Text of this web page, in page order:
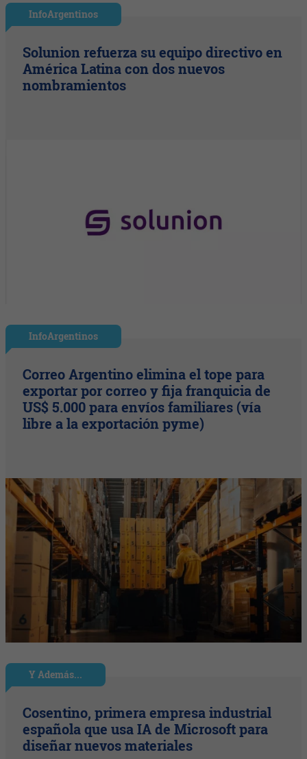
InfoArgentinos
Solunion refuerza su equipo directivo en
América Latina con dos nuevos
nombramientos
InfoArgentinos
Correo Argentino elimina el tope para
exportar por correo y fija franquicia de
US$ 5.000 para envíos familiares (vía
libre a la exportación pyme)
Y Además...
Cosentino, primera empresa industrial
española que usa IA de Microsoft para
diseñar nuevos materiales